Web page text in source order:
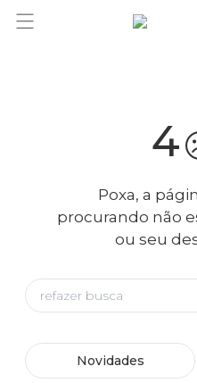
você merece 30% OFF pra
4
Poxa, a
procurando não
ou seu
Novidades